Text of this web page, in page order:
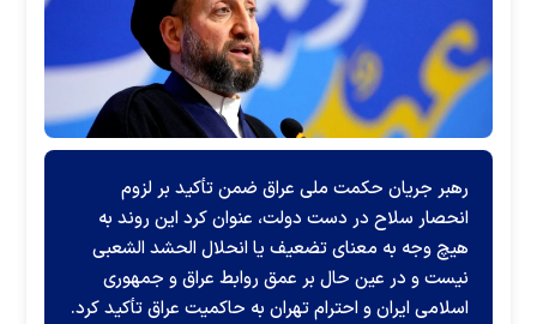
رهبر جریان حکمت ملی عراق ضمن تأکید بر لزوم
انحصار سلاح در دست دولت، عنوان کرد این روند به
هیچ وجه به معنای تضعیف یا انحلال الحشد الشعبی
نیست و در عین حال بر عمق روابط عراق و جمهوری
اسلامی ایران و احترام تهران به حاکمیت عراق تأکید کرد.